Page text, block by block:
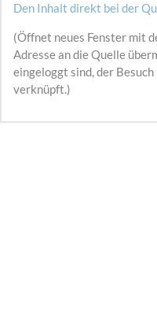
Den Inhalt direkt bei der
(Öffnet neues Fenster mit
Adresse an die Quelle
eingeloggt sind, der
verknüpft.)